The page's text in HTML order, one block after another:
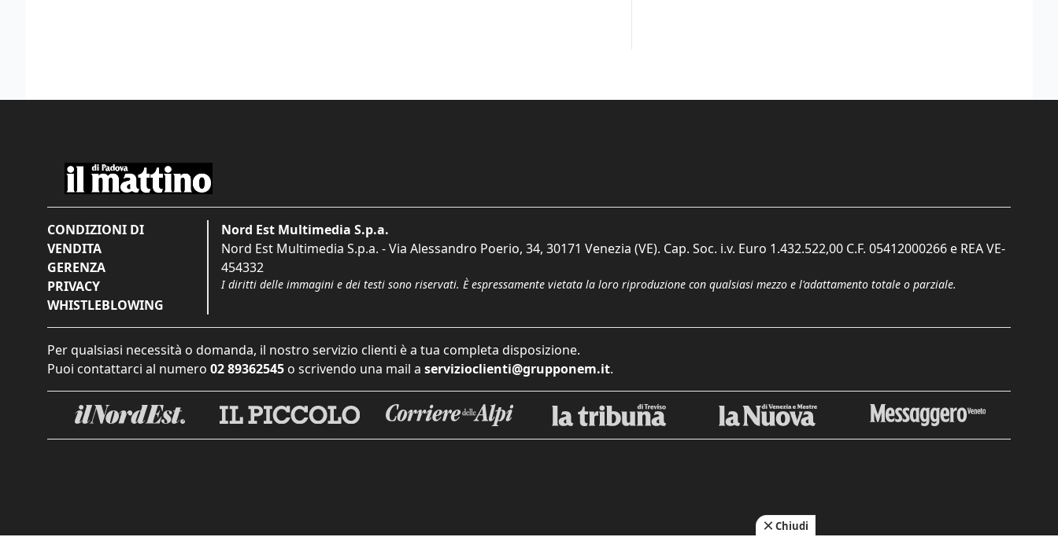
CONDIZIONI DI
VENDITA
GERENZA
PRIVACY
WHISTLEBLOWING
Nord Est Multimedia S.p.a.
Nord Est Multimedia S.p.a. - Via Alessandro Poerio, 34, 30171 Venezia (VE). Cap. Soc. i.v. Euro 1.432.522,00 C.F. 05412000266 e REA VE-
454332
I diritti delle immagini e dei testi sono riservati. È espressamente vietata la loro riproduzione con qualsiasi mezzo e l'adattamento totale o parziale.
Per qualsiasi necessità o domanda, il nostro servizio clienti è a tua completa disposizione.
Puoi contattarci al numero 02 89362545 o scrivendo una mail a servizioclienti@grupponem.it.
Chiudi